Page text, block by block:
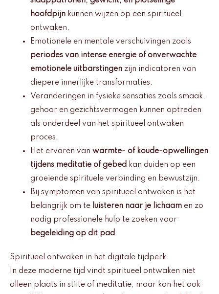
hoofdpijn kunnen wijzen op een spiritueel
ontwaken.
Emotionele en mentale verschuivingen zoals
periodes van intense energie of onverwachte
emotionele uitbarstingen zijn indicatoren van
diepere innerlijke transformaties.
Veranderingen in fysieke sensaties zoals smaak,
gehoor en gezichtsvermogen kunnen optreden
als onderdeel van het spiritueel ontwaken
proces.
Het ervaren van warmte- of koude-opwellingen
tijdens meditatie of gebed kan duiden op een
groeiende spirituele verbinding en bewustzijn.
Bij symptomen van spiritueel ontwaken is het
belangrijk om te luisteren naar je lichaam en zo
nodig professionele hulp te zoeken voor
begeleiding op dit pad.
Spiritueel ontwaken in het digitale tijdperk
In deze moderne tijd vindt spiritueel ontwaken niet
alleen plaats in stilte of meditatie, maar kan het ook